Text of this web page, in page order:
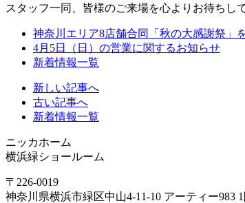
スタッフ一同、皆様のご来場を心よりお待ちし
神奈川エリア8店舗合同「秋の大感謝祭」
4月5日（日）の営業に関するお知らせ
新着情報一覧
新しい記事へ
古い記事へ
新着情報一覧
ニッカホーム
横浜緑ショールーム
〒226-0019
神奈川県横浜市緑区中山4-11-10 アーティー983